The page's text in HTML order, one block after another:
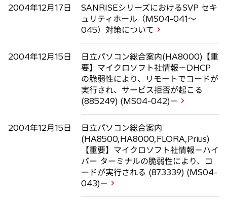
2004年12月17日
SANRISEシリーズにおけるSVP セキ
ュリティホール（MS04-041～
045）対策について
2004年12月15日
日立パソコン総合案内(HA8000)【重
要】マイクロソフト社情報－DHCP
の脆弱性により、リモートでコードが
実行され、サービス拒否が起こる
(885249) (MS04-042)－
2004年12月15日
日立パソコン総合案内
(HA8500,HA8000,FLORA,Prius)
【重要】マイクロソフト社情報－ハイ
パー ターミナルの脆弱性により、コ
ードが実行される (873339) (MS04-
043)－